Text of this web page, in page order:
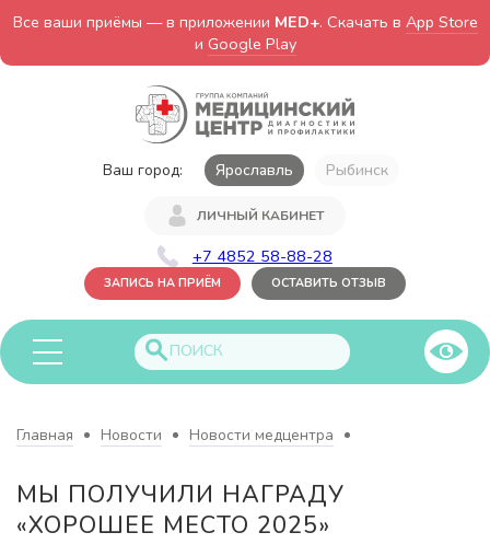
Все ваши приёмы — в приложении MED+. Скачать в App Store
и Google Play
Ваш город: Ярославль Рыбинск
ЛИЧНЫЙ КАБИНЕТ
+7 4852 58-88-28
ЗАПИСЬ НА ПРИЁМ ОСТАВИТЬ ОТЗЫВ
Главная Новости Новости медцентра
МЫ ПОЛУЧИЛИ НАГРАДУ
«ХОРОШЕЕ МЕСТО 2025»